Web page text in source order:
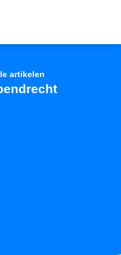
artikelen